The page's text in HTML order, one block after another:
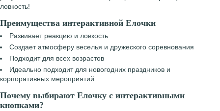
ловкость!
Преимущества интерактивной Елочки
Развивает реакцию и ловкость
Создает атмосферу веселья и дружеского соревнования
Подходит для всех возрастов
Идеально подходит для новогодних праздников и
корпоративных мероприятий
Почему выбирают Елочку с интерактивными
кнопками?